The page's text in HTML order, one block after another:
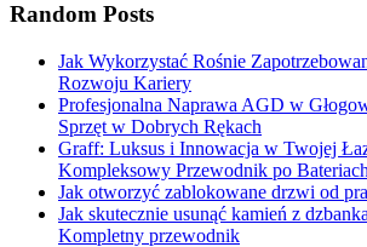
Random Posts
Jak Wykorzystać Rośnie
Rozwoju Kariery
Profesjonalna Naprawa AGD w
Sprzęt w Dobrych Rękach
Graff: Luksus i Innowacja w Twojej
Kompleksowy Przewodnik po
Jak otworzyć zablokowane drzwi od
Jak skutecznie usunąć kamień z
Kompletny przewodnik